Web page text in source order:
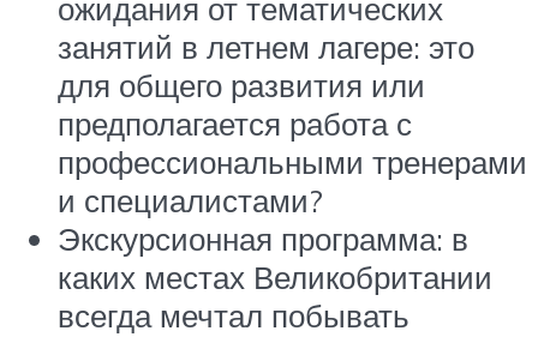
ожидания от тематических
занятий в летнем лагере: это
для общего развития или
предполагается работа с
профессиональными тренерами
и специалистами?
Экскурсионная программа: в
каких местах Великобритании
всегда мечтал побывать